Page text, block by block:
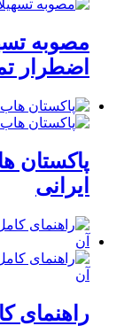
مصوبه
اضطرار
پاکستان
ایرانی
راهنمای